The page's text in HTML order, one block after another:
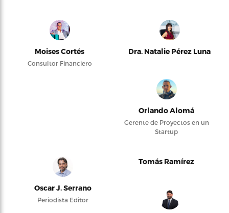
Moises Cortés
Consultor Financiero
Dra. Natalie Pérez Luna
Orlando Alomá
Gerente de Proyectos en un
Startup
Oscar J. Serrano
Periodista Editor
Tomás Ramírez